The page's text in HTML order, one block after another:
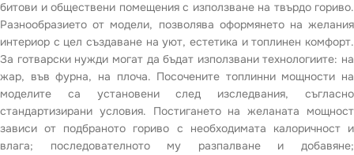
битови и обществени помещения с използване на твърдо гориво.
Разнообразието от модели, позволява оформянето на желания
интериор с цел създаване на уют, естетика и топлинен комфорт.
За готварски нужди могат да бъдат използвани технологиите: на
жар, във фурна, на плоча. Посочените топлинни мощности на
моделите са установени след изследвания, съгласно
стандартизирани условия. Постигането на желаната мощност
зависи от подбраното гориво с необходимата калоричност и
влага; последователното му разпалване и добавяне;